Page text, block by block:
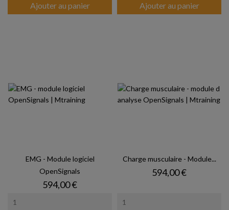
Ajouter au panier Ajouter au panier
EMG - Module logiciel
OpenSignals
Prix
594,00 €
Charge musculaire - Module...
Prix
594,00 €